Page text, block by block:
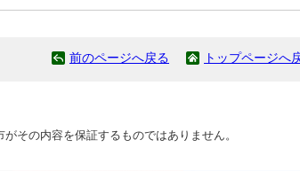
前のページへ戻る トップページへ
その内容を保証するものではありません。